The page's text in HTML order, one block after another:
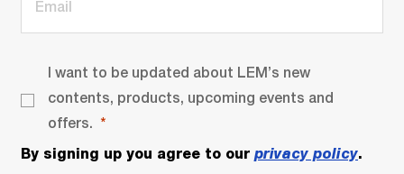
I want to be updated about LEM’s new
contents, products, upcoming events and
offers.
By signing up you agree to our privacy policy.